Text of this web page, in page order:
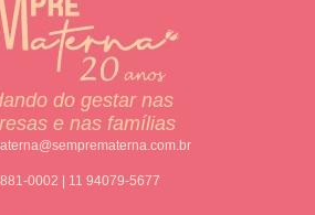
do gestar nas
e nas famílias
0002 | 11 94079-5677